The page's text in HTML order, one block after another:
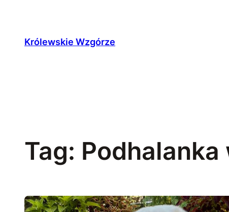
treściKrólewskie Wzgórze
Tag: Podhalanka